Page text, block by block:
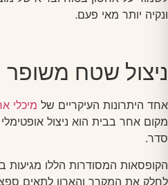
ונקיה יותר מאי פעם.
ניצול שטח משופר
אחד היתרונות העיקריים של מיכלי
מקום אחר בבית הוא ניצול
סדר.
הקופסאות המסודרות הללו מגיעות
לחלק את המקרר והארון לתאים